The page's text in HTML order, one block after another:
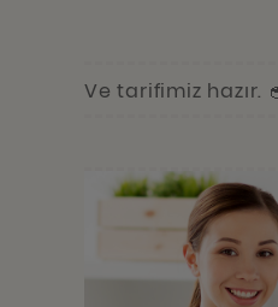
Ve tarifimiz hazır.